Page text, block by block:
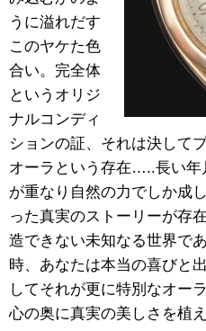
うに溢れだす
このヤケた色
合い。完全体
というオリジ
ナルコンディ
ションの証、それは決して
オーラという存在…..長い年
が重なり自然の力でしか成
った真実のストーリーが存
造できない未知なる世界で
時、あなたは本当の喜びと
してそれが更に特別なオー
心の奥に真実の美しさを植